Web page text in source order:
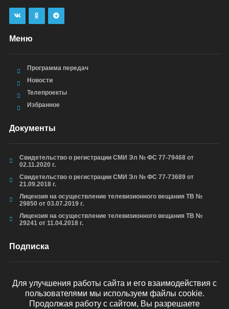
Меню
Программа передач
Новости
Телепроекты
Избранное
Документы
Свидетельство о регистрации СМИ Эл № ФС 77-79468 от
02.11.2020 г.
Свидетельство о регистрации СМИ Эл № ФС 77-73689 от
21.09.2018 г.
Лицензия на осуществление телевизионного вещания ТВ №
29850 от 03.07.2019 г.
Лицензия на осуществление телевизионного вещания ТВ №
29241 от 11.04.2018 г.
Подписка
ОТПРАВИТЬ
Для улучшения работы сайта и его взаимодействия с
пользователями мы используем файлы cookie.
Продолжая работу с сайтом, Вы разрешаете